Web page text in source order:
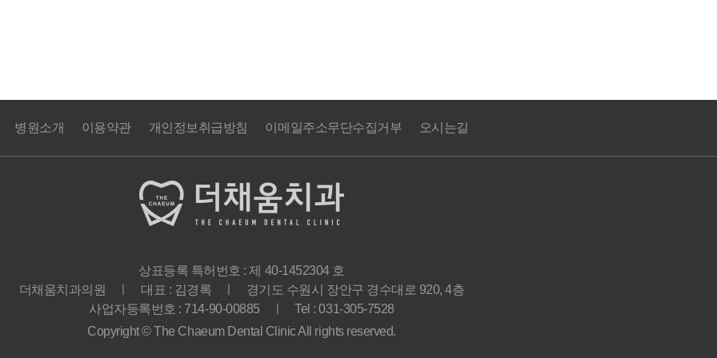
병원소개 이용약관 개인정보취급방침 이메일주소무단수집거부 오시는길
상표등록 특허번호 : 제 40-1452304 호
더채움치과의원 ㅣ 대표 : 김경록 ㅣ 경기도 수원시 장안구 경수대로 920, 4층
사업자등록번호 : 714-90-00885 ㅣ Tel : 031-305-7528
Copyright © The Chaeum Dental Clinic All rights reserved.